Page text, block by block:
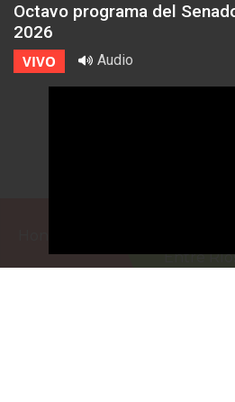
Entre
Octavo programa del
2026
VIVO Audio